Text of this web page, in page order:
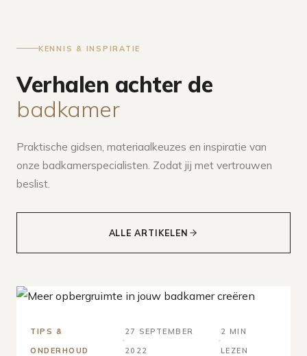
KENNIS & INSPIRATIE
Verhalen achter de
badkamer
Praktische gidsen, materiaalkeuzes en inspiratie van
onze badkamerspecialisten. Zodat jij met vertrouwen
beslist.
ALLE ARTIKELEN
TIPS &
ONDERHOUD
27 SEPTEMBER
2022
2 MIN
LEZEN